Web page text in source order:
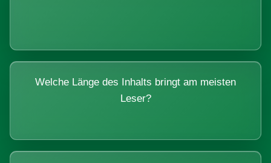
Welche Länge des Inhalts bringt am meisten
Leser?